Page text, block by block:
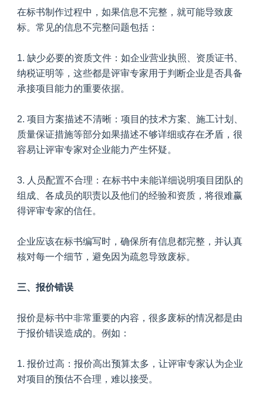
在标书制作过程中，如果信息不完整，就可能导致废
标。常见的信息不完整问题包括：
1. 缺少必要的资质文件：如企业营业执照、资质证书、
纳税证明等，这些都是评审专家用于判断企业是否具备
承接项目能力的重要依据。
2. 项目方案描述不清晰：项目的技术方案、施工计划、
质量保证措施等部分如果描述不够详细或存在矛盾，很
容易让评审专家对企业能力产生怀疑。
3. 人员配置不合理：在标书中未能详细说明项目团队的
组成、各成员的职责以及他们的经验和资质，将很难赢
得评审专家的信任。
企业应该在标书编写时，确保所有信息都完整，并认真
核对每一个细节，避免因为疏忽导致废标。
三、报价错误
报价是标书中非常重要的内容，很多废标的情况都是由
于报价错误造成的。例如：
1. 报价过高：报价高出预算太多，让评审专家认为企业
对项目的预估不合理，难以接受。